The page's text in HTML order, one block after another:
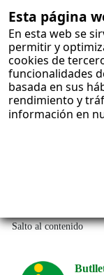
Esta página
En esta web se
permitir y
cookies de
funcionalidades
basada en sus
rendimiento y
información en
Salto al contenido